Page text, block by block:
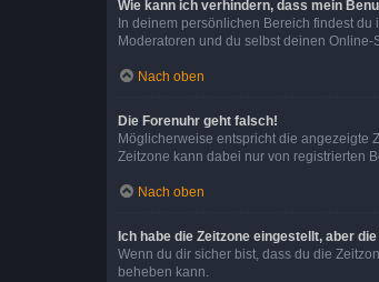
Wie kann ich verhindern, dass mein
In deinem persönlichen Bereich findest
Moderatoren und du selbst deinen
Nach oben
Die Forenuhr geht falsch!
Möglicherweise entspricht die angezeigte
Zeitzone kann dabei nur von registrierten
Nach oben
Ich habe die Zeitzone eingestellt, aber
Wenn du dir sicher bist, dass du die
beheben kann.